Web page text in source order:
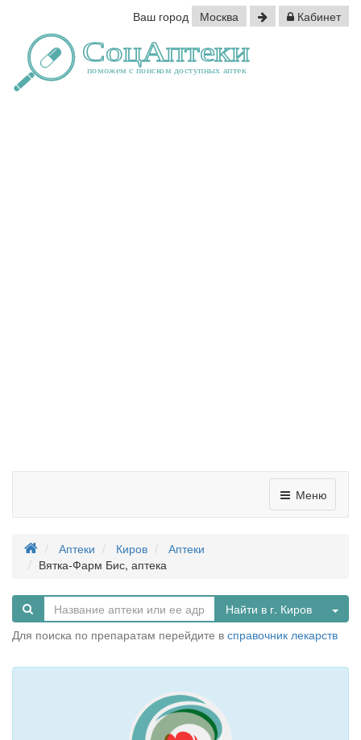
Ваш город Москва Кабинет
Меню
Аптеки Киров
Аптеки
Вятка-Фарм Бис, аптека
Найти в г. Киров
Для поиска по препаратам перейдите в справочник лекарств